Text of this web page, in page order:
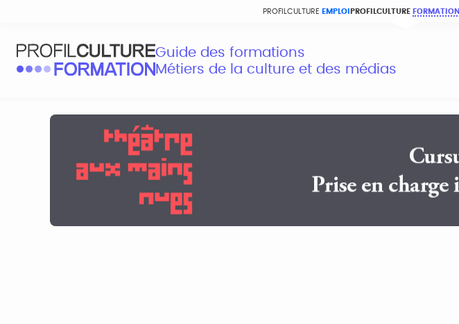
PROFILCULTURE EMPLOI PROFILCULTURE FORMATION
Guide des formations
Métiers de la culture et des médias